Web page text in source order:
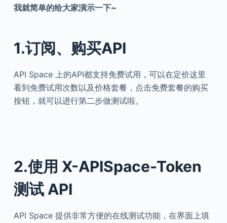
我就简单的给大家演示一下~
1.订阅、购买API
API Space 上的API都支持免费试用，可以在定价这里
看到免费试用次数以及价格套餐，点击免费套餐的购买
按钮，就可以进行第二步做测试啦。
2.使用 X-APISpace-Token
测试 API
API Space 提供非常方便的在线测试功能，在界面上填